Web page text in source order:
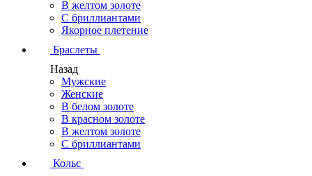
В желтом золоте
С бриллиантами
Якорное плетение
Браслеты
Назад
Мужские
Женские
В белом золоте
В красном золоте
В желтом золоте
С бриллиантами
Кольє